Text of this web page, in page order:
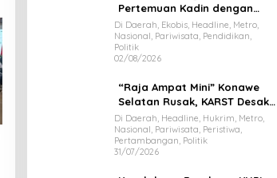
Pertemuan Kadin dengan
Presiden Prabowo, Bawa Misi
Majukan Ekonomi Sultra
Di Daerah, Ekobis, Headline, Metro,
Nasional, Pariwisata, Pendidikan,
Politik
02/08/2026
“Raja Ampat Mini” Konawe
Selatan Rusak, KARST Desak
Gubernur Evaluasi Total
Dispar Sultra
Di Daerah, Headline, Hukrim, Metro,
Nasional, Pariwisata, Peristiwa,
Pertambangan, Politik
31/07/2026